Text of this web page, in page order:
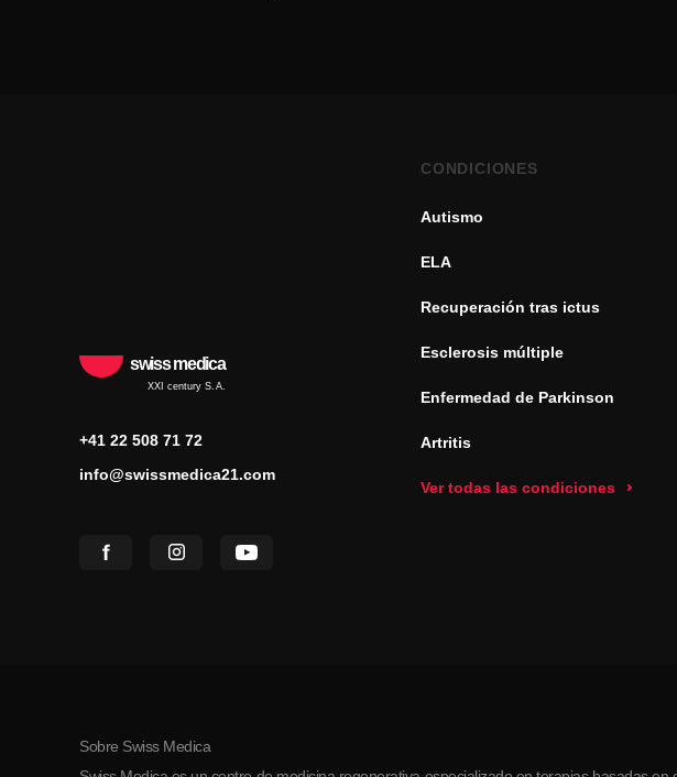
swiss medica
XXI century S.A.
+41 22 508 71 72
info@swissmedica21.com
CONDICIONES
Autismo
ELA
Recuperación tras ictus
Esclerosis múltiple
Enfermedad de Parkinson
Artritis
Ver todas las condiciones
Sobre Swiss Medica